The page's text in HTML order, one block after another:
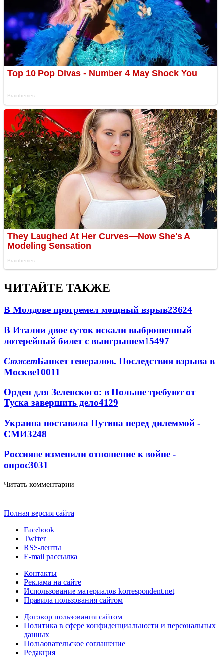
ЧИТАЙТЕ ТАКЖЕ
В Молдове прогремел мощный взрыв23624
В Италии двое суток искали выброшенный
лотерейный билет с выигрышем15497
СюжетБанкет генералов. Последствия взрыва в
Москве10011
Орден для Зеленского: в Польше требуют от
Туска завершить дело4129
Украина поставила Путина перед дилеммой -
СМИ3248
Россияне изменили отношение к войне -
опрос3031
Читать комментарии
Полная версия сайта
Facebook
Twitter
RSS-ленты
E-mail рассылка
Контакты
Реклама на сайте
Использование материалов korrespondent.net
Правила пользования сайтом
Договор пользования сайтом
Политика в сфере конфиденциальности и персональных
данных
Пользовательское соглашение
Редакция